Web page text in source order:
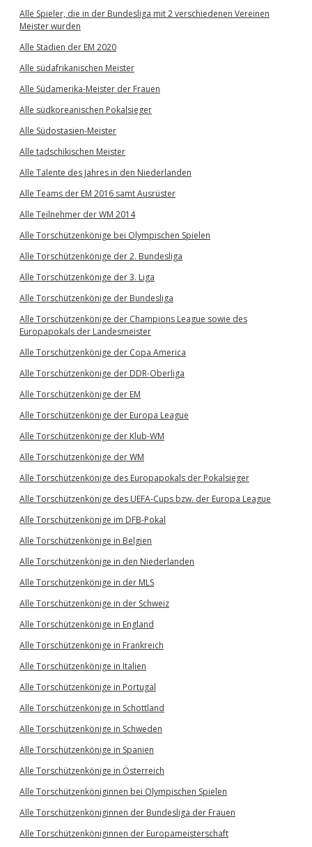
Alle Spieler, die in der Bundesliga mit 2 verschiedenen Vereinen
Meister wurden
Alle Stadien der EM 2020
Alle südafrikanischen Meister
Alle Südamerika-Meister der Frauen
Alle südkoreanischen Pokalsieger
Alle Südostasien-Meister
Alle tadschikischen Meister
Alle Talente des Jahres in den Niederlanden
Alle Teams der EM 2016 samt Ausrüster
Alle Teilnehmer der WM 2014
Alle Torschützenkönige bei Olympischen Spielen
Alle Torschützenkönige der 2. Bundesliga
Alle Torschützenkönige der 3. Liga
Alle Torschützenkönige der Bundesliga
Alle Torschützenkönige der Champions League sowie des
Europapokals der Landesmeister
Alle Torschützenkönige der Copa America
Alle Torschützenkönige der DDR-Oberliga
Alle Torschützenkönige der EM
Alle Torschützenkönige der Europa League
Alle Torschützenkönige der Klub-WM
Alle Torschützenkönige der WM
Alle Torschützenkönige des Europapokals der Pokalsieger
Alle Torschützenkönige des UEFA-Cups bzw. der Europa League
Alle Torschützenkönige im DFB-Pokal
Alle Torschützenkönige in Belgien
Alle Torschützenkönige in den Niederlanden
Alle Torschützenkönige in der MLS
Alle Torschützenkönige in der Schweiz
Alle Torschützenkönige in England
Alle Torschützenkönige in Frankreich
Alle Torschützenkönige in Italien
Alle Torschützenkönige in Portugal
Alle Torschützenkönige in Schottland
Alle Torschützenkönige in Schweden
Alle Torschützenkönige in Spanien
Alle Torschützenkönige in Österreich
Alle Torschützenköniginnen bei Olympischen Spielen
Alle Torschützenköniginnen der Bundesliga der Frauen
Alle Torschützenköniginnen der Europameisterschaft